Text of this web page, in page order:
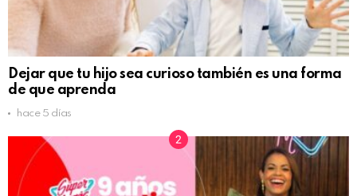
Dejar que tu hijo sea curioso también es una forma
de que aprenda
hace 5 días